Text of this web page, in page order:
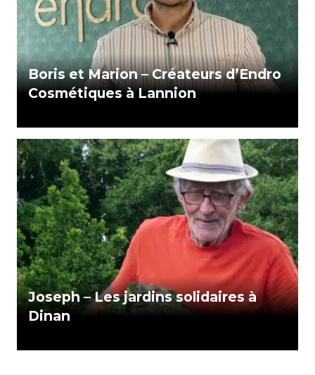
Boris et Marion – Créateurs d’Endro
Cosmétiques à Lannion
Joseph – Les jardins solidaires à
Dinan